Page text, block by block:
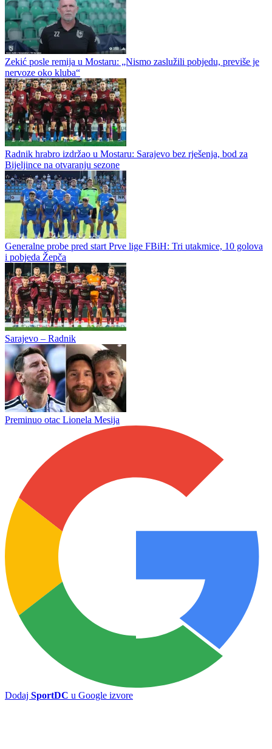
Zekić posle remija u Mostaru: „Nismo zaslužili pobjedu, previše je
nervoze oko kluba“
Radnik hrabro izdržao u Mostaru: Sarajevo bez rješenja, bod za
Bijeljince na otvaranju sezone
Generalne probe pred start Prve lige FBiH: Tri utakmice, 10 golova
i pobjeda Žepča
Sarajevo – Radnik
Preminuo otac Lionela Mesija
Dodaj SportDC u Google izvore